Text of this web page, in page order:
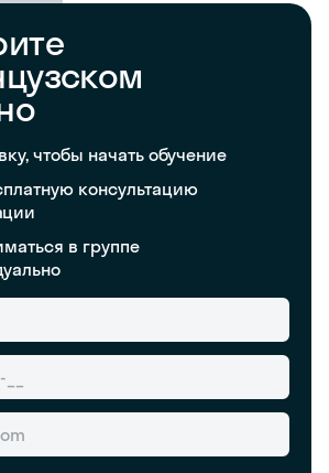
чтобы начать обучение
консультацию
в группе